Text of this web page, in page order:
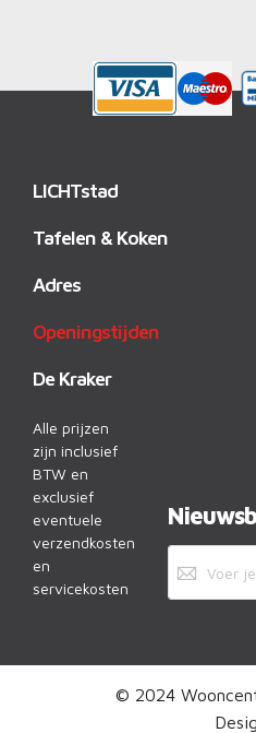
LICHTstad
Tafelen & Koken
Adres
Openingstijden
De Kraker
Alle prijzen
zijn inclusief
BTW en
exclusief
eventuele
verzendkosten
en
servicekosten
© 2024